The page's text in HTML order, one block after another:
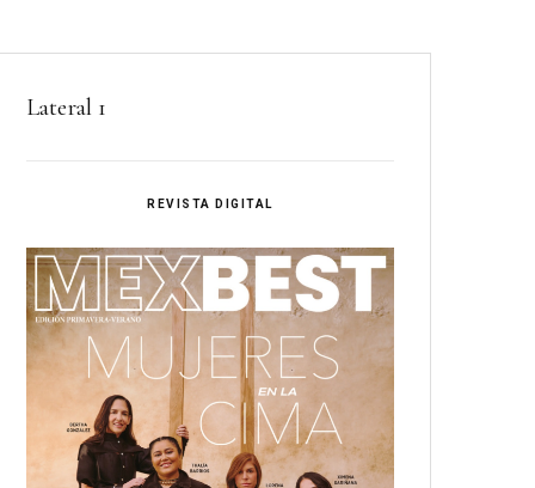
Lateral 1
REVISTA DIGITAL